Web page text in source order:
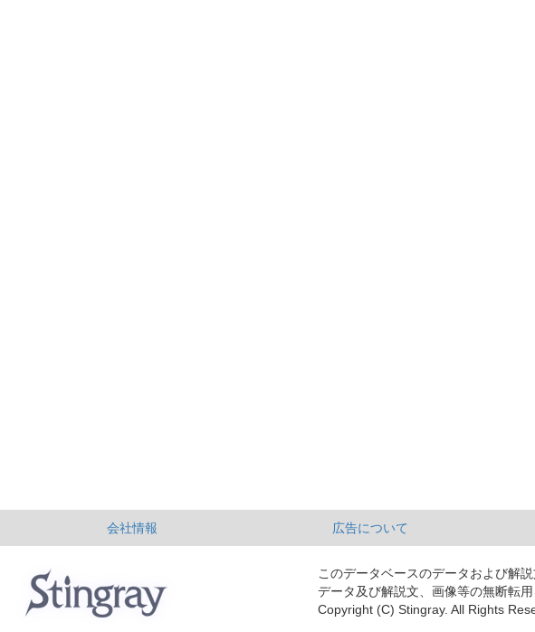
会社情報 広告について
このデータベースのデータおよび解
データ及び解説文、画像等の無断転用
Copyright (C) Stingray. All Rights